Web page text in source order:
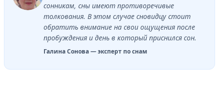
сонникам, сны имеют противоречивые
толкования. В этом случае сновидцу стоит
обратить внимание на свои ощущения после
пробуждения и день в который приснился сон.
Галина Сонова — эксперт по снам